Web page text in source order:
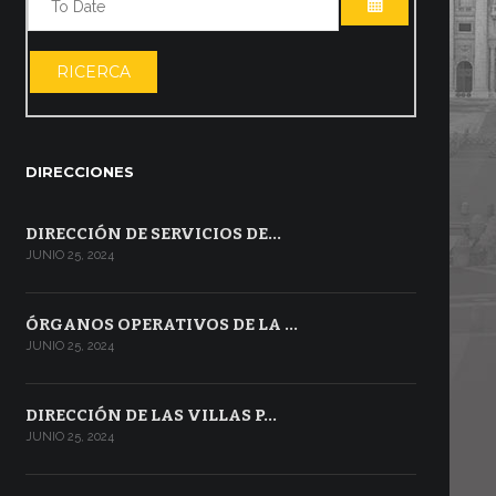
ABRIR EL
RICERCA
DIRECCIONES
DIRECCIÓN DE SERVICIOS DE…
JUNIO 25, 2024
ÓRGANOS OPERATIVOS DE LA …
JUNIO 25, 2024
DIRECCIÓN DE LAS VILLAS P…
JUNIO 25, 2024